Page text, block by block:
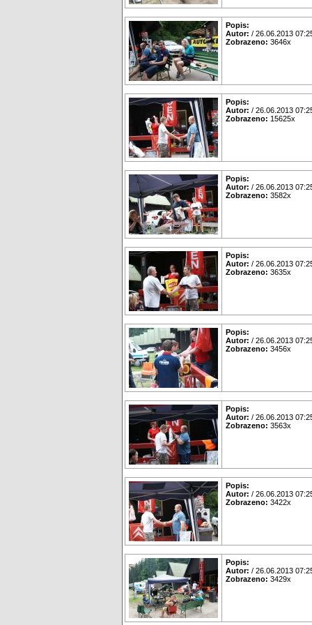
Popis:
Autor: / 26.06.2013
Zobrazeno: 3646x
Popis:
Autor: / 26.06.2013
Zobrazeno: 15625x
Popis:
Autor: / 26.06.2013
Zobrazeno: 3582x
Popis:
Autor: / 26.06.2013
Zobrazeno: 3635x
Popis:
Autor: / 26.06.2013
Zobrazeno: 3456x
Popis:
Autor: / 26.06.2013
Zobrazeno: 3563x
Popis:
Autor: / 26.06.2013
Zobrazeno: 3422x
Popis:
Autor: / 26.06.2013
Zobrazeno: 3429x